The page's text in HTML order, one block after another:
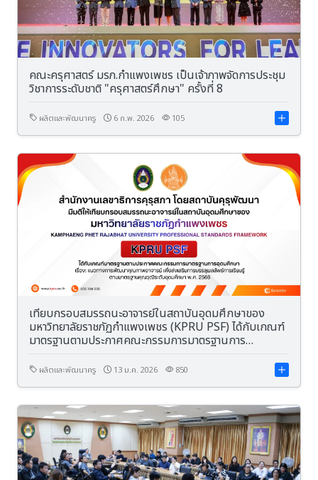
คณะครุศาสตร์ มรภ.กำแพงเพชร เป็นเจ้าภาพจัดการประชุม
วิชาการระดับชาติ "ครุศาสตร์ศึกษา" ครั้งที่ 8
ผลิตและพัฒนาครู 6 ก.พ. 2026 105
เทียบกรอบสมรรถนะอาจารย์ในสถาบันอุดมศึกษาของ
มหาวิทยาลัยราชภัฏกำแพงเพชร (KPRU PSF) ได้กับเกณฑ์
มาตรฐานตามประกาศคณะกรรมการมาตรฐานการ
ผลิตและพัฒนาครู 13 ม.ค. 2026 850